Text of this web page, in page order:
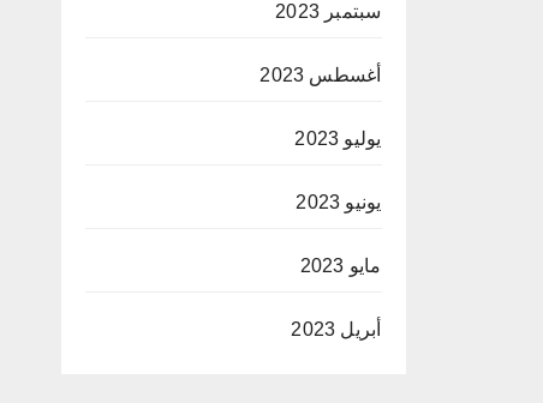
سبتمبر 2023
أغسطس 2023
يوليو 2023
يونيو 2023
مايو 2023
أبريل 2023